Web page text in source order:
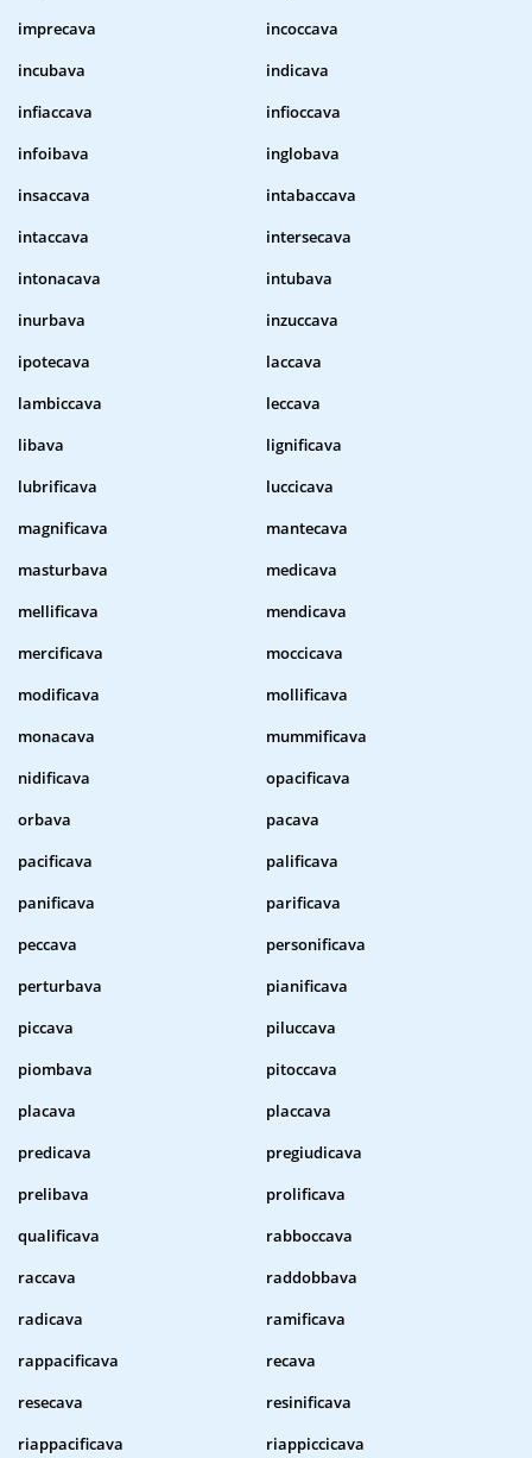
imprecava
incoccava
incubava
indicava
infiaccava
infioccava
infoibava
inglobava
insaccava
intabaccava
intaccava
intersecava
intonacava
intubava
inurbava
inzuccava
ipotecava
laccava
lambiccava
leccava
libava
lignificava
lubrificava
luccicava
magnificava
mantecava
masturbava
medicava
mellificava
mendicava
mercificava
moccicava
modificava
mollificava
monacava
mummificava
nidificava
opacificava
orbava
pacava
pacificava
palificava
panificava
parificava
peccava
personificava
perturbava
pianificava
piccava
piluccava
piombava
pitoccava
placava
placcava
predicava
pregiudicava
prelibava
prolificava
qualificava
rabboccava
raccava
raddobbava
radicava
ramificava
rappacificava
recava
resecava
resinificava
riappacificava
riappiccicava